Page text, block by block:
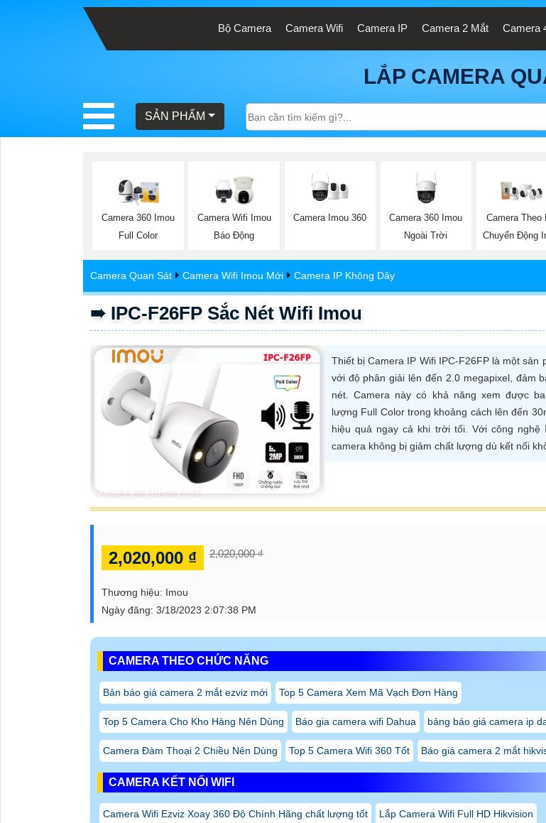
Bộ Camera Camera Wifi Camera IP Camera 2 Mắt Camera
LẮP CAMERA
SẢN PHẨM
Camera 360 Imou
Full Color
Camera Wifi Imou
Báo Động
Camera Imou 360
Camera 360 Imou
Ngoài Trời
Camera Theo
Chuyển Động
Camera Quan Sát Camera Wifi Imou Mới Camera IP Không Dây
➠ IPC-F26FP Sắc Nét Wifi Imou
Thiết bị Camera IP Wifi IPC-F26FP là một sản
với độ phân giải lên đến 2.0 megapixel, đảm
nét. Camera này có khả năng xem được
lượng Full Color trong khoảng cách lên đến
hiệu quả ngay cả khi trời tối. Với công nghệ
camera không bị giảm chất lượng dù kết nối
2,020,000 ₫ 2,020,000 ₫
Thương hiệu: Imou
Ngày đăng: 3/18/2023 2:07:38 PM
CAMERA THEO CHỨC NĂNG
Bản báo giá camera 2 mắt ezviz mới Top 5 Camera Xem Mã Vạch Đơn Hàng
Top 5 Camera Cho Kho Hàng Nên Dùng Báo gia camera wifi Dahua bảng báo giá camera ip
Camera Đàm Thoại 2 Chiều Nên Dùng Top 5 Camera Wifi 360 Tốt Báo giá camera 2 mắt
CAMERA KẾT NỐI WIFI
Camera Wifi Ezviz Xoay 360 Độ Chính Hãng chất lượng tốt Lắp Camera Wifi Full HD Hikvision